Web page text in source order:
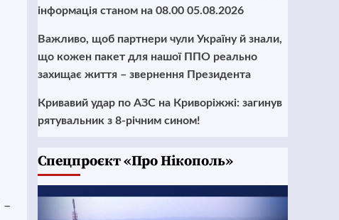
–
інформація станом на 08.00 05.08.2026
Важливо, щоб партнери чули Україну й знали,
що кожен пакет для нашої ППО реально
захищає життя – звернення Президента
Кривавий удар по АЗС на Криворіжжі: загинув
рятувальник з 8-річним сином!
Cпецпроєкт «Про Нікополь»